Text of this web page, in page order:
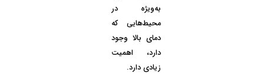
به‌ویژه در
محیط‌هایی که
دمای بالا وجود
دارد، اهمیت
زیادی دارد.